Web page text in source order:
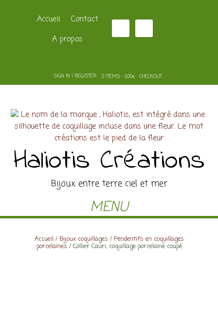
Accueil
Contact
A propos
SIGN IN | REGISTER 0 ITEMS - 0,00€ CHECKOUT
Haliotis Créations
Bijoux entre terre ciel et mer
MENU
Accueil/ Bijoux coquillages / Pendentifs en coquillages
porcelaines / Collier Cauri, coquillage porcelaine coupé